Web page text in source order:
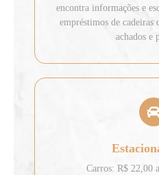
encontra informações e
empréstimos de cadeiras
achados e
Carros: R$ 22,00